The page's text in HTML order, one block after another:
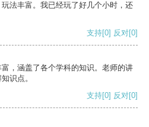
法丰富。我已经玩了好几个小时，还
支持[0] 反对[0]
，涵盖了各个学科的知识。老师的讲
识点。
支持[0] 反对[0]